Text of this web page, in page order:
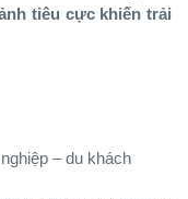
tiêu cực khiến trải
– du khách